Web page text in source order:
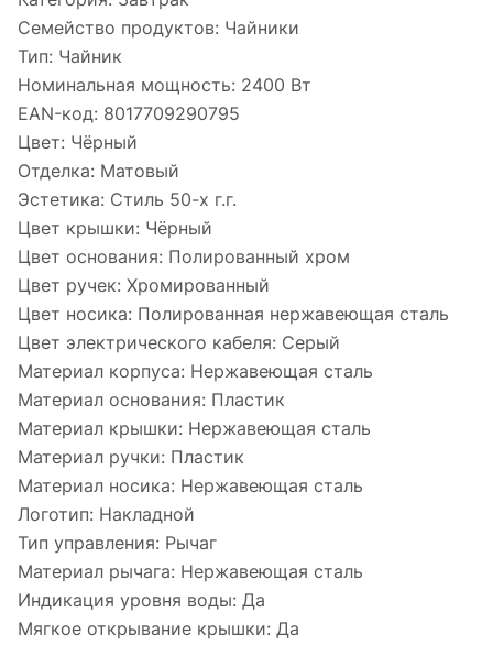
Семейство продуктов: Чайники
Тип: Чайник
Номинальная мощность: 2400 Вт
EAN-код: 8017709290795
Цвет: Чёрный
Отделка: Матовый
Эстетика: Стиль 50-х г.г.
Цвет крышки: Чёрный
Цвет основания: Полированный хром
Цвет ручек: Хромированный
Цвет носика: Полированная нержавеющая сталь
Цвет электрического кабеля: Серый
Материал корпуса: Нержавеющая сталь
Материал основания: Пластик
Материал крышки: Нержавеющая сталь
Материал ручки: Пластик
Материал носика: Нержавеющая сталь
Логотип: Накладной
Тип управления: Рычаг
Материал рычага: Нержавеющая сталь
Индикация уровня воды: Да
Мягкое открывание крышки: Да